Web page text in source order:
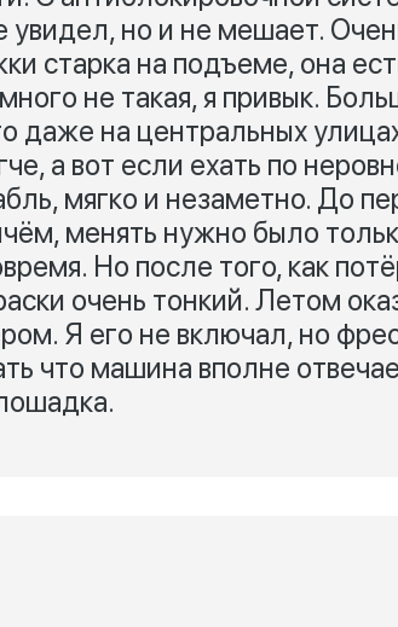
увидел, но и не мешает.
старка на подъеме, она
не такая, я привык.
даже на центральных
а вот если ехать по
мягко и незаметно. До
менять нужно было
Но после того, как
очень тонкий. Летом
Я его не включал, но
что машина вполне